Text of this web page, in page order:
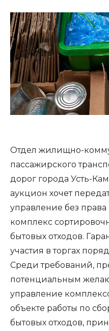
Отдел жилищно-
пассажирского
дорог города Усть-
аукцион хочет
управление без
комплекс
бытовых отходов.
участия в торгах
Среди требований,
потенциальным
управление
объекте работы по
бытовых отходов,